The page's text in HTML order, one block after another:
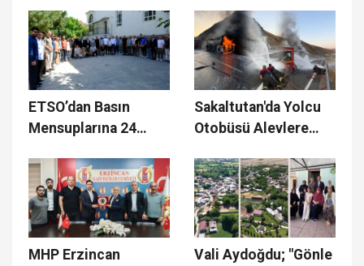
Hayırlı Olsun Ziyareti
Birincisi Oldu
ETSO’dan Basın
Mensuplarına 24
Sakaltutan'da Yolcu
Otobüsü Alevlere
MHP Erzincan
Vali Aydoğdu; "Gönle